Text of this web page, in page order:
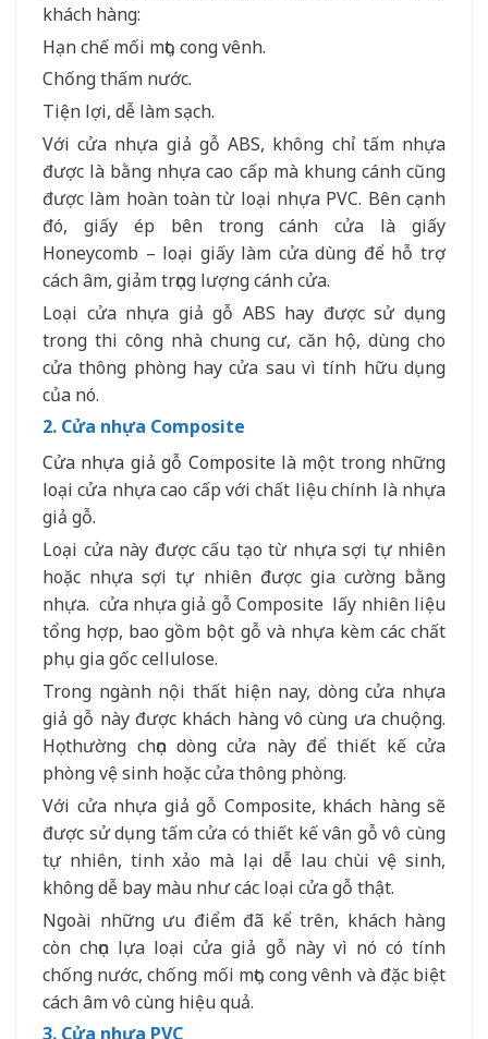
khách hàng:
Hạn chế mối mọt, cong vênh.
Chống thấm nước.
Tiện lợi, dễ làm sạch.
Với cửa nhựa giả gỗ ABS, không chỉ tấm nhựa
được là bằng nhựa cao cấp mà khung cánh cũng
được làm hoàn toàn từ loại nhựa PVC. Bên cạnh
đó, giấy ép bên trong cánh cửa là giấy
Honeycomb – loại giấy làm cửa dùng để hỗ trợ
cách âm, giảm trọng lượng cánh cửa.
Loại cửa nhựa giả gỗ ABS hay được sử dụng
trong thi công nhà chung cư, căn hộ, dùng cho
cửa thông phòng hay cửa sau vì tính hữu dụng
của nó.
2. Cửa nhựa Composite
Cửa nhựa giả gỗ Compositelà một trong những
loại cửa nhựa cao cấp với chất liệu chính là nhựa
giả gỗ.
Loại cửa này được cấu tạo từ nhựa sợi tự nhiên
hoặc nhựa sợi tự nhiên được gia cường bằng
nhựa. cửa nhựa giả gỗ Composite lấy nhiên liệu
tổng hợp, bao gồm bột gỗ và nhựa kèm các chất
phụ gia gốc cellulose.
Trong ngành nội thất hiện nay, dòng cửa nhựa
giả gỗ này được khách hàng vô cùng ưa chuộng.
Họ thường chọn dòng cửa này để thiết kế cửa
phòng vệ sinh hoặc cửa thông phòng.
Với cửa nhựa giả gỗ Composite, khách hàng sẽ
được sử dụng tấm cửa có thiết kế vân gỗ vô cùng
tự nhiên, tinh xảo mà lại dễ lau chùi vệ sinh,
không dễ bay màu như các loại cửa gỗ thật.
Ngoài những ưu điểm đã kể trên, khách hàng
còn chọn lựa loại cửa giả gỗ này vì nó có tính
chống nước, chống mối mọt, cong vênh và đặc biệt
cách âm vô cùng hiệu quả.
3. Cửa nhựa PVC